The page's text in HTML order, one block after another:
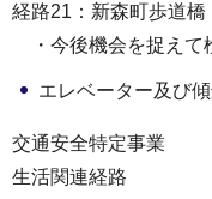
経路21：新森町歩道橋
・今後機会を捉えて
エレベーター及び
交通安全特定事業
生活関連経路